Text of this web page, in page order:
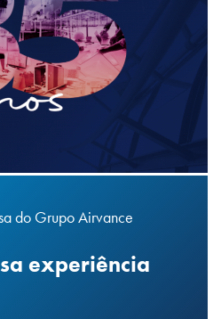
do Grupo Airvance
experiência